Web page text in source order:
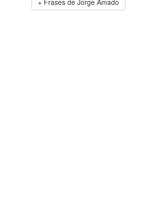
Frases de Jorge Amado